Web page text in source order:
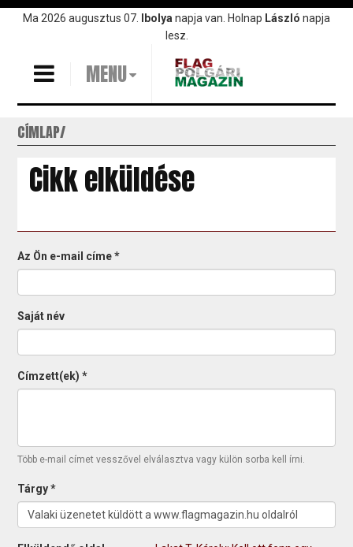
UgrásMa 2026 augusztus 07. Ibolya napja van. Holnap László napja
lesz.
MENU
CÍMLAP
Cikk elküldése
Az Ön e-mail címe*
Saját név
Címzett(ek)*
Több e-mail címet vesszővel elválasztva vagy külön sorba kell írni.
Tárgy*